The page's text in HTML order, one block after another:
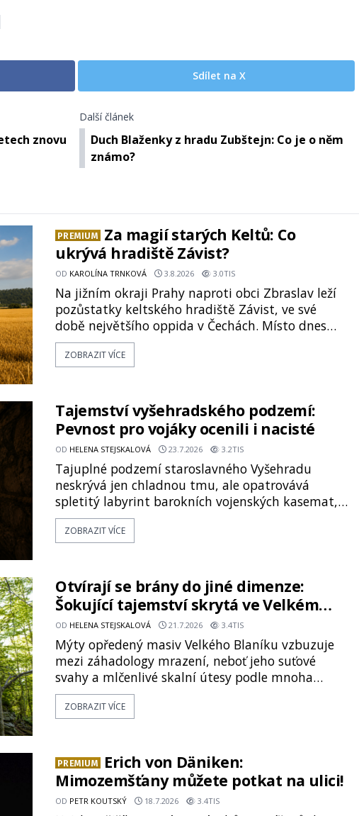
Sdílet na X
znovu
Další článek
Duch Blaženky z hradu Zubštejn: Co je o něm
známo?
PREMIUM
Za magií starých Keltů: Co
ukrývá hradiště Závist?
OD KAROLÍNA TRNKOVÁ 3.8.2026 3.0TIS
Na jižním okraji Prahy naproti obci Zbraslav leží
pozůstatky keltského hradiště Závist, ve své
době největšího oppida v Čechách. Místo dnes
pokrývá les, zbytky po kdysi monumentálním
hradišti jsou ale v terénu patrné stále. Co dalšího
ZOBRAZIT VÍCE
Tajemství vyšehradského podzemí:
Pevnost pro vojáky ocenili i nacisté
OD HELENA STEJSKALOVÁ 23.7.2026 3.2TIS
Tajuplné podzemí staroslavného Vyšehradu
neskrývá jen chladnou tmu, ale opatrovává
spletitý labyrint barokních vojenských kasemat,
zapomenuté chrámy a vzácné národní poklady.
Hluboko uvnitř mohutné skály nad řekou Vltavou
kterému se vážou nejstarší české mýty, ve svých
temných útrobách střeží monumentální
ZOBRAZIT VÍCE
Otvírají se brány do jiné dimenze:
Šokující tajemství skrytá ve Velkém
Blaníku
OD HELENA STEJSKALOVÁ 21.7.2026 3.4TIS
Mýty opředený masiv Velkého Blaníku vzbuzuje
mezi záhadology mrazení, neboť jeho suťové
svahy a mlčenlivé skalní útesy podle mnoha
svědectví fungují jako anomální zóny, kde
selhává lidské vnímání času i prostoru. Geologické
propojují prastaré pohanské kulty, keltské
svatyně a zprávy o lidech, kteří v
ZOBRAZIT VÍCE
PREMIUM
Erich von Däniken:
Mimozemšťany můžete potkat na ulici!
OD PETR KOUTSKÝ 18.7.2026 3.4TIS